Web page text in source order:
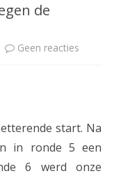
de
Geen reacties
d
e
start. Na
in ronde 5 een
6 werd onze